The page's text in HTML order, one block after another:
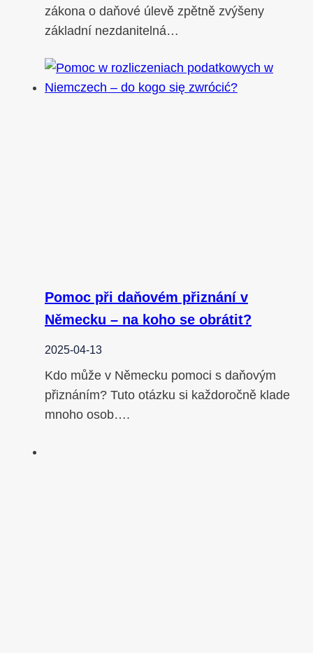
zákona o daňové úlevě zpětně zvýšeny
základní nezdanitelná…
Pomoc při daňovém přiznání v
Německu – na koho se obrátit?
2025-04-13
Kdo může v Německu pomoci s daňovým
přiznáním? Tuto otázku si každoročně klade
mnoho osob….